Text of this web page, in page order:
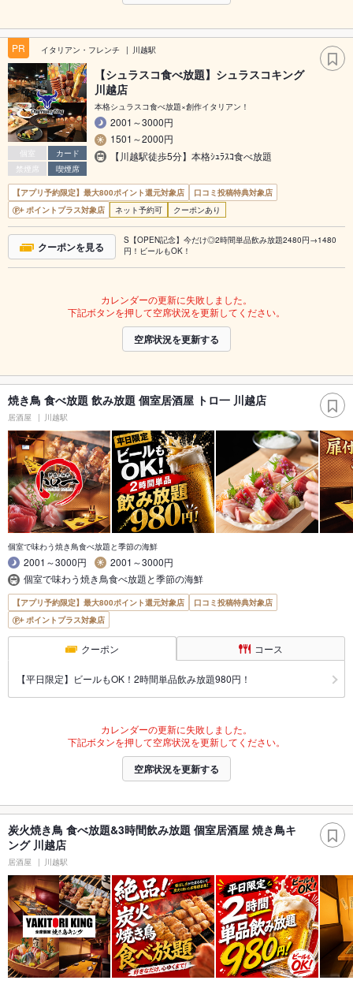
PR イタリアン・フレンチ 川越駅
個室
カード
禁煙席
喫煙席
【シュラスコ食べ放題】シュラスコキング
川越店
本格シュラスコ食べ放題×創作イタリアン！
2001～3000円
1501～2000円
【川越駅徒歩5分】本格ｼｭﾗｽｺ食べ放題
【アプリ予約限定】最大800ポイント還元対象店
口コミ投稿特典対象店
ポイントプラス対象店
ネット予約可 クーポンあり
クーポンを見る
S【OPEN記念】今だけ◎2時間単品飲み放題2480円→1480
円！ビールもOK！
カレンダーの更新に失敗しました。
下記ボタンを押して空席状況を更新してください。
空席状況を更新する
焼き鳥 食べ放題 飲み放題 個室居酒屋 トロ一 川越店
居酒屋 川越駅
個室で味わう焼き鳥食べ放題と季節の海鮮
2001～3000円
2001～3000円
個室で味わう焼き鳥食べ放題と季節の海鮮
【アプリ予約限定】最大800ポイント還元対象店
口コミ投稿特典対象店
ポイントプラス対象店
クーポン コース
【平日限定】ビールもOK！2時間単品飲み放題980円！
カレンダーの更新に失敗しました。
下記ボタンを押して空席状況を更新してください。
空席状況を更新する
炭火焼き鳥 食べ放題&3時間飲み放題 個室居酒屋 焼き鳥キ
ング 川越店
居酒屋 川越駅